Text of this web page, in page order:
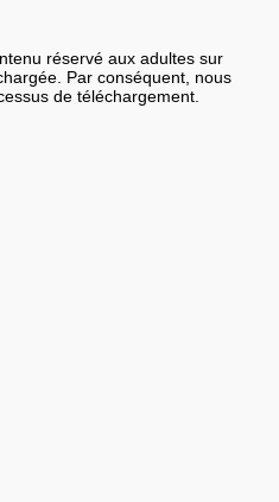
réservé aux adultes sur
Par conséquent, nous
de téléchargement.